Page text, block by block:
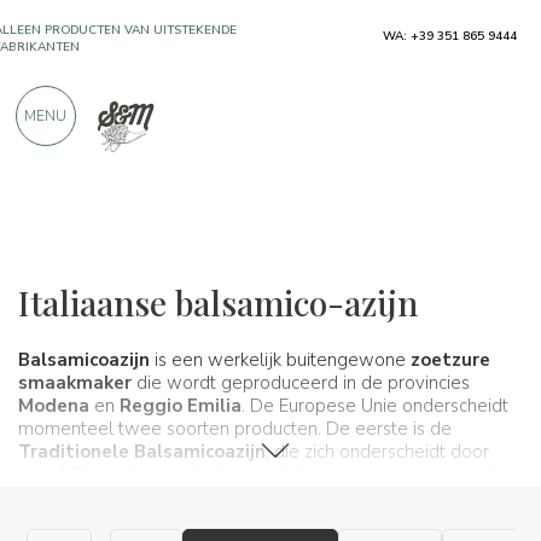
Italiaanse balsamico-azijn
Balsamicoazijn is een werkelijk buitengewone zoetzure
smaakmaker die wordt geproduceerd in de provincies
Modena en Reggio Emilia. De Europese Unie onderscheidt
momenteel twee soorten producten. De eerste is de
Traditionele Balsamicoazijn, die zich onderscheidt door
PRODUCTEN VAN UITSTEKENDE
DAN 900 POSITIEVE RECENSIES
WA: +39 351 865 9444
MENU